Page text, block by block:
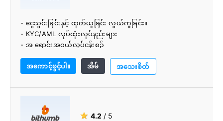
- ငွေသွင်းခြင်းနှင့် ထုတ်ယူခြင်း လွယ်ကူခြင်း။
- KYC/AML လုပ်ထုံးလုပ်နည်းများ
- အ ရောင်းအဝယ်လုပ်ငန်းစဉ်
အကောင့်ဖွင့်ပါ။
အိမ် အသေးစိတ်
★ 4.2 / 5